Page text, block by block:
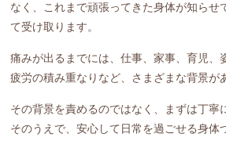
なく、これまで頑張ってきた身体が知らせ
て受け取ります。
痛みが出るまでには、仕事、家事、育児、
疲労の積み重なりなど、さまざまな背景が
その背景を責めるのではなく、まずは丁寧
そのうえで、安心して日常を過ごせる身体